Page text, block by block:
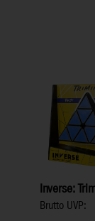
Inverse:
Brutto UVP: